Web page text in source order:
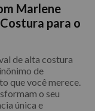
Marlene
para o
de alta costura
de
que você merece.
o seu
única e